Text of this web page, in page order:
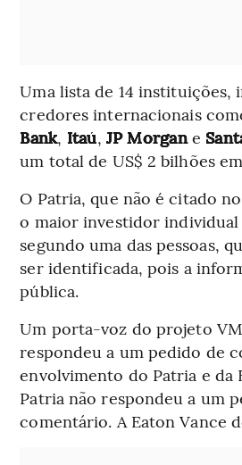
Uma lista de 14 instituições,
credores internacionais
Bank, Itaú, JP Morgane
um total de US$ 2 bilhões
O Patria, que não é citado
o maior investidor
segundo uma das pessoas,
ser identificada, pois a
pública.
Um porta-voz do projeto
respondeu a um pedido de
envolvimento do Patria e da
Patria não respondeu a um
comentário. A Eaton Vance